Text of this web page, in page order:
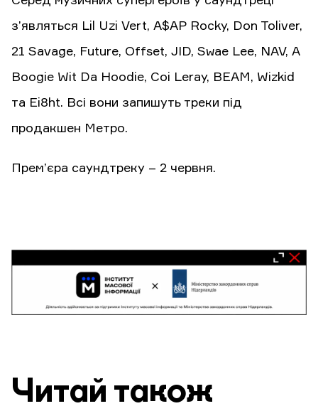
з’являться Lil Uzi Vert, A$AP Rocky, Don Toliver,
21 Savage, Future, Offset, JID, Swae Lee, NAV, A
Boogie Wit Da Hoodie, Coi Leray, BEAM, Wizkid
та Ei8ht. Всі вони запишуть треки під
продакшен Метро.
Прем’єра саундтреку – 2 червня.
Читай також